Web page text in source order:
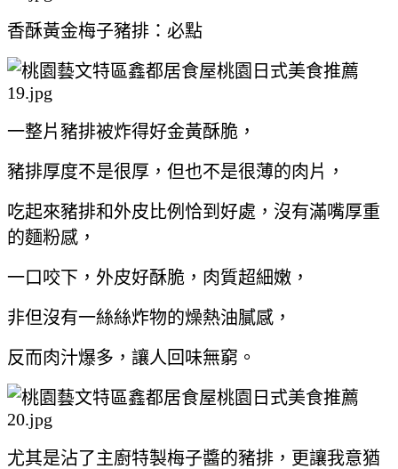
香酥黃金梅子豬排：必點
一整片豬排被炸得好金黃酥脆，
豬排厚度不是很厚，但也不是很薄的肉片，
吃起來豬排和外皮比例恰到好處，沒有滿嘴厚重
的麵粉感，
一口咬下，外皮好酥脆，肉質超細嫩，
非但沒有一絲絲炸物的燥熱油膩感，
反而肉汁爆多，讓人回味無窮。
尤其是沾了主廚特製梅子醬的豬排，更讓我意猶